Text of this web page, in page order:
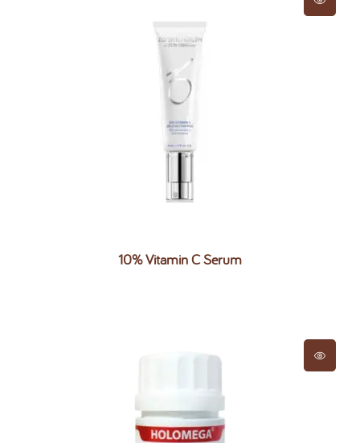
10% Vitamin C Serum